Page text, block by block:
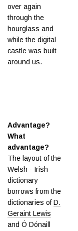
over again
through the
hourglass and
while the digital
castle was built
around us.
Advantage?
What
advantage?
The layout of the
Welsh - Irish
dictionary
borrows from the
dictionaries ofD.
Geraint Lewis
and Ó Dónaill